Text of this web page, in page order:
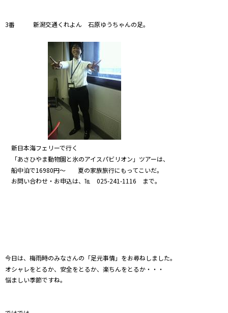
3番 新潟交通くれよん 石原ゆうちゃんの足。
新日本海フェリーで行く
「あさひやま動物園と氷のアイスパビリオン」ツアーは、
船中泊で16980円～ 夏の家族旅行にもってこいだ。
お問い合わせ・お申込は、℡ 025-241-1116 まで。
今日は、梅雨時のみなさんの「足元事情」をお尋ねしました。
オシャレをとるか、安全をとるか、楽ちんをとるか・・・
悩ましい季節ですね。